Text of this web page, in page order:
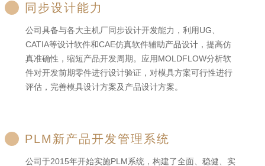
同步设计能力
公司具备与各大主机厂同步设计开发能力，利用UG、
CATIA等设计软件和CAE仿真软件辅助产品设计，提高仿
真准确性，缩短产品开发周期。应用MOLDFLOW分析软
件对开发前期零件进行设计验证，对模具方案可行性进行
评估，完善模具设计方案及产品设计方案。
PLM新产品开发管理系统
公司于2015年开始实施PLM系统，构建了全面、稳健、实